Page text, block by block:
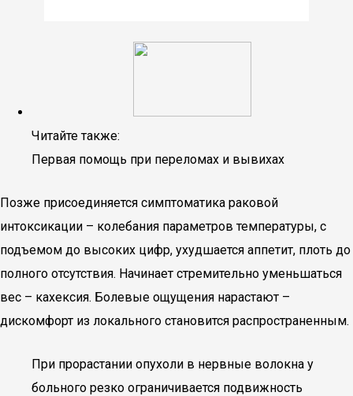
Читайте также:
Первая помощь при переломах и вывихах
Позже присоединяется симптоматика раковой
интоксикации – колебания параметров температуры, с
подъемом до высоких цифр, ухудшается аппетит, плоть до
полного отсутствия. Начинает стремительно уменьшаться
вес – кахексия. Болевые ощущения нарастают –
дискомфорт из локального становится распространенным.
При прорастании опухоли в нервные волокна у
больного резко ограничивается подвижность